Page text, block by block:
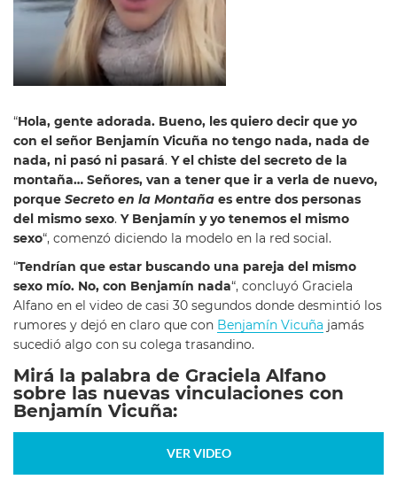
“Hola, gente adorada. Bueno, les quiero decir que yo
con el señor Benjamín Vicuña no tengo nada, nada de
nada, ni pasó ni pasará. Y el chiste del secreto de la
montaña… Señores, van a tener que ir a verla de nuevo,
porque Secreto en la Montaña es entre dos personas
del mismo sexo. Y Benjamín y yo tenemos el mismo
sexo“, comenzó diciendo la modelo en la red social.
“Tendrían que estar buscando una pareja del mismo
sexo mío. No, con Benjamín nada“, concluyó Graciela
Alfano en el video de casi 30 segundos donde desmintió los
rumores y dejó en claro que con Benjamín Vicuña jamás
sucedió algo con su colega trasandino.
Mirá la palabra de Graciela Alfano
sobre las nuevas vinculaciones con
Benjamín Vicuña:
VER VIDEO